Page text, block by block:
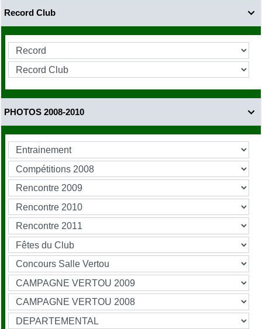

Record Club

PHOTOS 2008-2010